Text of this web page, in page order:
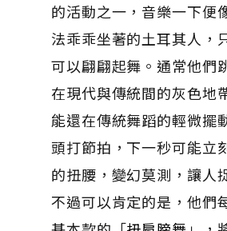
的活動之一，音樂一下便
法乖乖坐著的土耳其人，
可以翩翩起舞。通常他們
在現代與傳統間的灰色地
能還在傳統舞蹈的輕微擺
頭打節拍，下一秒可能立
的扭腰，變幻莫測，讓人
不過可以肯定的是，他們